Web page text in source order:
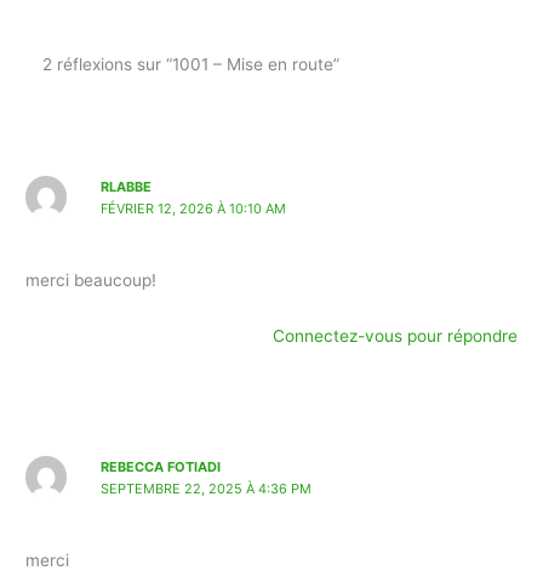
2 réflexions sur “1001 – Mise en route”
RLABBE
FÉVRIER 12, 2026 À 10:10 AM
merci beaucoup!
Connectez-vous pour répondre
REBECCA FOTIADI
SEPTEMBRE 22, 2025 À 4:36 PM
merci